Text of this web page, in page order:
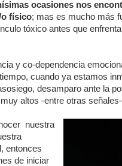
ocasiones nos
o físico; mas es mucho más
tóxico antes que
y co-dependencia
cuando ya estamos
desamparo ante la
altos -entre otras
nuestra
entonces
de iniciar